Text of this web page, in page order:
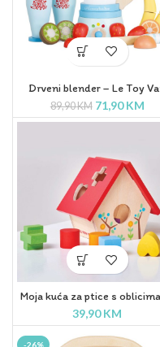
Drveni blender – Le Toy
89,90KM 71,90KM
Moja kuća za ptice s
Toy Van
39,90KM
-26%